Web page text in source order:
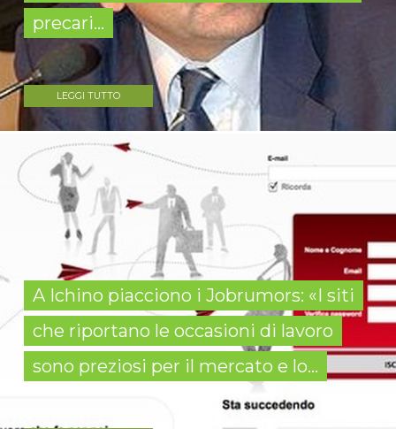
precari...
LEGGI TUTTO
A Ichino piacciono i Jobrumors: «I siti
che riportano le occasioni di lavoro
sono preziosi per il mercato e lo...